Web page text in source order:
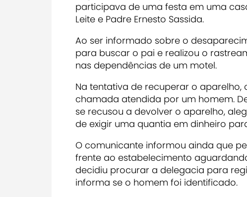
participava de uma festa em uma
Leite e Padre Ernesto Sassida.
Ao ser informado sobre o
para buscar o pai e realizou o
nas dependências de um motel.
Na tentativa de recuperar o
chamada atendida por um homem.
se recusou a devolver o aparelho,
de exigir uma quantia em dinheiro
O comunicante informou ainda que
frente ao estabelecimento
decidiu procurar a delegacia para
informa se o homem foi identificado.